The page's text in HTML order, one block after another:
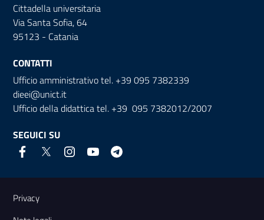
Cittadella universitaria
Via Santa Sofia, 64
95123 - Catania
CONTATTI
Ufficio amministrativo tel. +39 095 7382339
dieei@unict.it
Ufficio della didattica tel. +39 095 7382012/2007
SEGUICI SU
Link e informazioni utili
Privacy